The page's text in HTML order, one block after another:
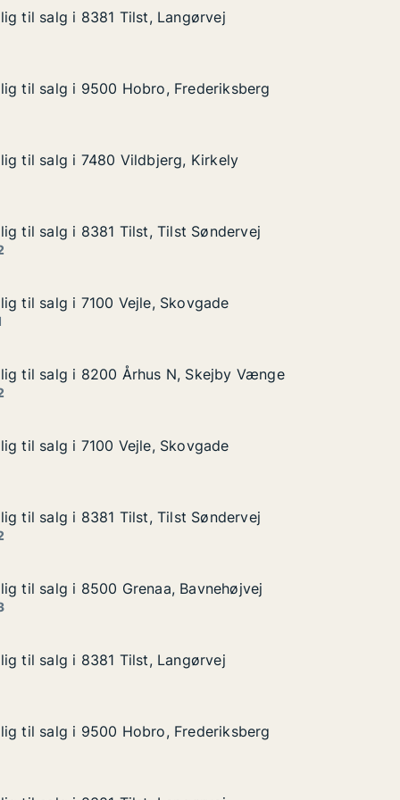
8381 Tilst, Langørvej
til salg i 8381 Tilst, Langørvej
til salg i 8381 Tilst, Langørvej
9500 Hobro, Frederiksberg
til salg i 9500 Hobro, Frederiksberg
til salg i 9500 Hobro, Frederiksberg
7480 Vildbjerg, Kirkely
til salg i 7480 Vildbjerg, Kirkely
til salg i 7480 Vildbjerg, Kirkely
Tilst, Tilst Søndervej
til salg i 8381 Tilst, Tilst Søndervej
til salg i 8381 Tilst, Tilst Søndervej
Vejle, Skovgade
til salg i 7100 Vejle, Skovgade
til salg i 7100 Vejle, Skovgade
Vænge
8200 Århus N, Skejby Vænge
til salg i 8200 Århus N, Skejby Vænge
til salg i 8200 Århus N, Skejby Vænge
Vejle, Skovgade
til salg i 7100 Vejle, Skovgade
til salg i 7100 Vejle, Skovgade
Tilst, Tilst Søndervej
til salg i 8381 Tilst, Tilst Søndervej
til salg i 8381 Tilst, Tilst Søndervej
Grenaa, Bavnehøjvej
til salg i 8500 Grenaa, Bavnehøjvej
til salg i 8500 Grenaa, Bavnehøjvej
8381 Tilst, Langørvej
til salg i 8381 Tilst, Langørvej
til salg i 8381 Tilst, Langørvej
9500 Hobro, Frederiksberg
til salg i 9500 Hobro, Frederiksberg
til salg i 9500 Hobro, Frederiksberg